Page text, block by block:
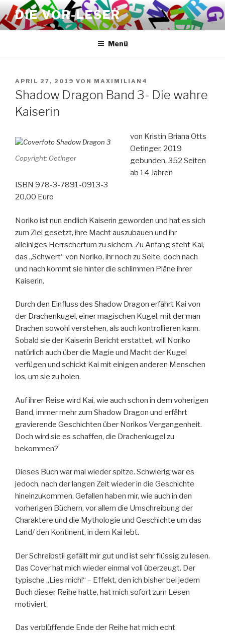
Zum
Inhalt
springen
DIE VOR-LESER
Menü
VERÖFFENTLICHT
AM
APRIL 27, 2019 VON MAXIMILIAN4
Shadow Dragon Band 3- Die wahre
Kaiserin
Copyright: Oetinger
von Kristin Briana Otts
Oetinger, 2019
gebunden, 352 Seiten
ab 14 Jahren
ISBN 978-3-7891-0913-3
20,00 Euro
Noriko ist nun endlich Kaiserin geworden und hat es sich
zum Ziel gesetzt, ihre Macht auszubauen und ihr
alleiniges Herrschertum zu sichern. Zu Anfang steht Kai,
das „Schwert“ von Noriko, ihr noch zu Seite, doch nach
und nach kommt sie hinter die schlimmen Pläne ihrer
Kaiserin.
Durch den Einfluss des Shadow Dragon erfährt Kai von
der Drachenkugel, einer magischen Kugel, mit der man
Drachen sowohl verstehen, als auch kontrollieren kann.
Sobald sie der Kaiserin Bericht erstattet, will Noriko
natürlich auch über die Magie und Macht der Kugel
verfügen und schickt Kai mit einigen anderen Menschen
los, um sie zu holen.
Auf ihrer Reise wird Kai, wie auch schon in dem voherigen
Band, immer mehr zum Shadow Dragon und erfährt
gravierende Geschichten über Norikos Vergangenheit.
Doch wird sie es schaffen, die Drachenkugel zu
bekommen?
Dieses Buch war mal wieder spitze. Schwierig war es
jedoch, nach der langen Zeit wieder in die Geschichte
hineinzukommen. Gefallen haben mir, wie auch in den
vorherigen Büchern, vor allem die Umschreibung der
Charaktere und die Mythologie und Geschichte um das
Land/ den Kontinent, in dem Kai lebt.
Der Schreibstil gefällt mir gut und ist sehr flüssig zu lesen.
Das Cover hat mich wieder einmal voll überzeugt. Der
typische „Lies mich!“ – Effekt, den ich bisher bei jedem
Buch dieser Reihe hatte, hat mich sofort zum Lesen
motiviert.
Das verblüffende Ende der Reihe hat mich echt